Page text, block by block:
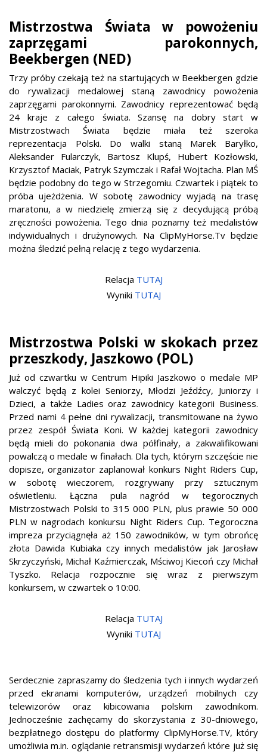
Mistrzostwa Świata w powożeniu
zaprzęgami parokonnych,
Beekbergen (NED)
Trzy próby czekają też na startujących w Beekbergen gdzie
do rywalizacji medalowej staną zawodnicy powożenia
zaprzęgami parokonnymi. Zawodnicy reprezentować będą
24 kraje z całego świata. Szansę na dobry start w
Mistrzostwach Świata będzie miała też szeroka
reprezentacja Polski. Do walki staną Marek Baryłko,
Aleksander Fularczyk, Bartosz Klupś, Hubert Kozłowski,
Krzysztof Maciak, Patryk Szymczak i Rafał Wojtacha. Plan MŚ
będzie podobny do tego w Strzegomiu. Czwartek i piątek to
próba ujeżdżenia. W sobotę zawodnicy wyjadą na trasę
maratonu, a w niedzielę zmierzą się z decydującą próbą
zręczności powożenia. Tego dnia poznamy też medalistów
indywidualnych i drużynowych. Na ClipMyHorse.Tv będzie
można śledzić pełną relację z tego wydarzenia.
Relacja TUTAJ
Wyniki TUTAJ
Mistrzostwa Polski w skokach przez
przeszkody, Jaszkowo (POL)
Już od czwartku w Centrum Hipiki Jaszkowo o medale MP
walczyć będą z kolei Seniorzy, Młodzi Jeźdźcy, Juniorzy i
Dzieci, a także Ladies oraz zawodnicy kategorii Business.
Przed nami 4 pełne dni rywalizacji, transmitowane na żywo
przez zespół Świata Koni. W każdej kategorii zawodnicy
będą mieli do pokonania dwa półfinały, a zakwalifikowani
powalczą o medale w finałach. Dla tych, którym szczęście nie
dopisze, organizator zaplanował konkurs Night Riders Cup,
w sobotę wieczorem, rozgrywany przy sztucznym
oświetleniu. Łączna pula nagród w tegorocznych
Mistrzostwach Polski to 315 000 PLN, plus prawie 50 000
PLN w nagrodach konkursu Night Riders Cup. Tegoroczna
impreza przyciągnęła aż 150 zawodników, w tym obrońcę
złota Dawida Kubiaka czy innych medalistów jak Jarosław
Skrzyczyński, Michał Kaźmierczak, Mściwoj Kiecoń czy Michał
Tyszko. Relacja rozpocznie się wraz z pierwszym
konkursem, w czwartek o 10:00.
Relacja TUTAJ
Wyniki TUTAJ
Serdecznie zapraszamy do śledzenia tych i innych wydarzeń
przed ekranami komputerów, urządzeń mobilnych czy
telewizorów oraz kibicowania polskim zawodnikom.
Jednocześnie zachęcamy do skorzystania z 30-dniowego,
bezpłatnego dostępu do platformy ClipMyHorse.TV, który
umożliwia m.in. oglądanie retransmisji wydarzeń które już się